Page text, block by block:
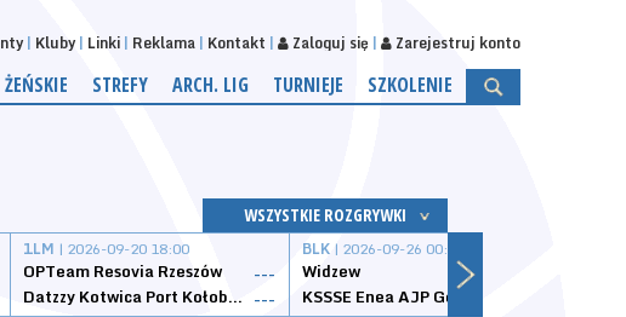
Kluby Linki Reklama Kontakt Zaloguj się Zarejestruj konto
STREFY ARCH. LIG TURNIEJE SZKOLENIE
WSZYSTKIE ROZGRYWKI
1LM | 2026-09-20 18:00
OPTeam Resovia Rzeszów
---
Datzzy Kotwica Port Kołobrzeg ---
BLK | 2026-09-26 00:00
Widzew